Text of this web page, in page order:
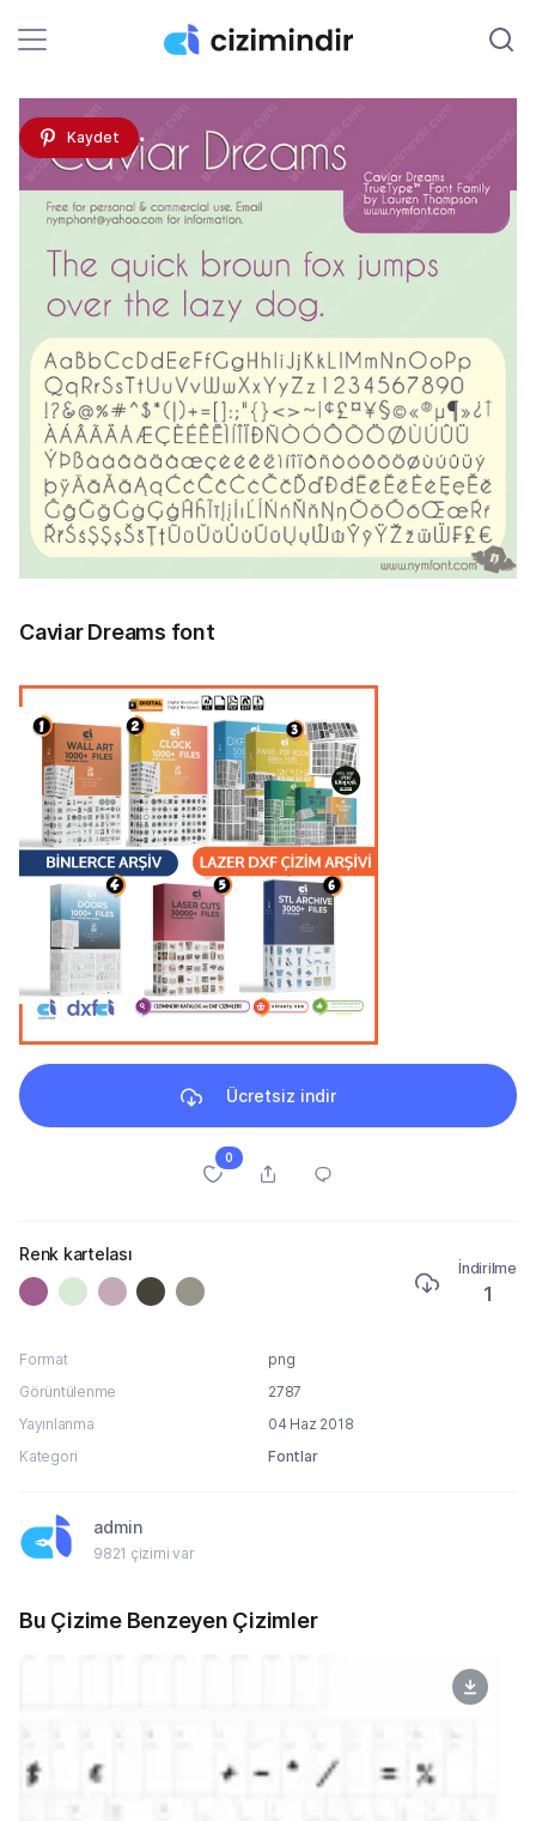
Kaydet
Caviar Dreams font
Ücretsiz indir
0
Renk kartelası
İndirilme
1
Format
png
Görüntülenme
2787
Yayınlanma
04 Haz 2018
Kategori
Fontlar
admin
9821 çizimi var
Bu Çizime Benzeyen Çizimler